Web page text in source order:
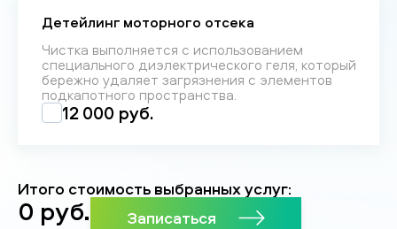
Детейлинг моторного отсека
Чистка выполняется с использованием
специального диэлектрического геля, который
бережно удаляет загрязнения с элементов
подкапотного пространства.
12 000 руб.
Итого стоимость выбранных услуг:
0 руб. Записаться